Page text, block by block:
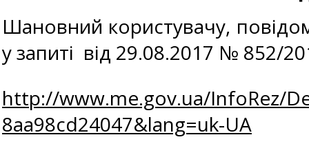
Шановний користувачу,
у запиті від 29.08.2017 № 852/
http://www.me.gov.ua/InfoRez/
8aa98cd24047&lang=uk-UA